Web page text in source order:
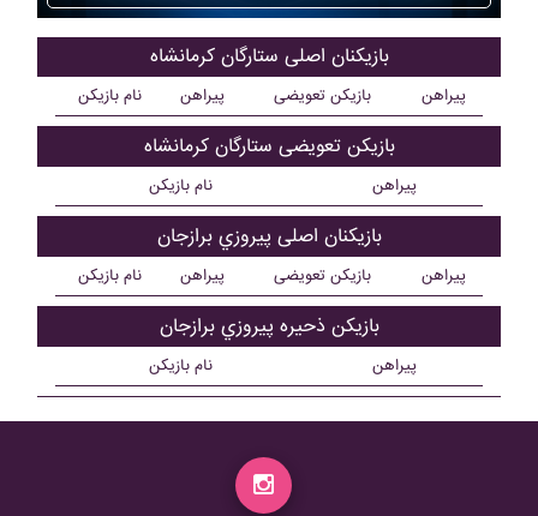
بازیکنان اصلی ستارگان کرمانشاه
نام بازیکن پیراهن بازیکن تعویضی پیراهن
بازیکن تعویضی ستارگان کرمانشاه
نام بازیکن پیراهن
بازیکنان اصلی پيروزي برازجان
نام بازیکن پیراهن بازیکن تعویضی پیراهن
بازیکن ذحیره پيروزي برازجان
نام بازیکن پیراهن